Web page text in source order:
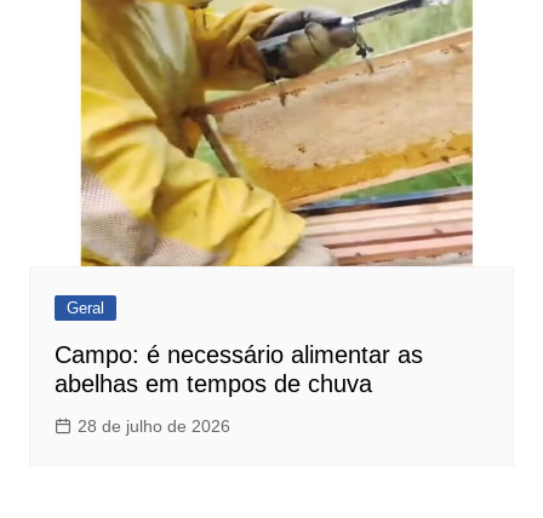
Geral
Campo: é necessário alimentar as
abelhas em tempos de chuva
28 de julho de 2026